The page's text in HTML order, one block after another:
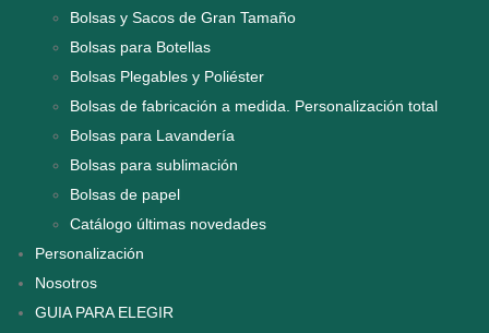
Bolsas y Sacos de Gran Tamaño
Bolsas para Botellas
Bolsas Plegables y Poliéster
Bolsas de fabricación a medida. Personalización total
Bolsas para Lavandería
Bolsas para sublimación
Bolsas de papel
Catálogo últimas novedades
Personalización
Nosotros
GUIA PARA ELEGIR